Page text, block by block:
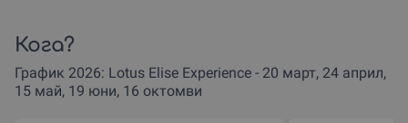
е Lotus Elise, впечатляващ, луксозен и красив спортен
автомобил, с изключителна визия и ниска маса.
Колата се държи перфектно на писта, маневрира се
лесно, а предизвикателствата се преодоляват с
Кога?
График 2026: Lotus Elise Experience - 20 март, 24 април,
15 май, 19 юни, 16 октомви